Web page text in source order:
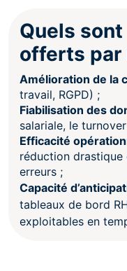
Quels
offerts par
Amélioration de la
travail, RGPD) ;
Fiabilisation des
salariale, le
Efficacité
réduction drastique
erreurs ;
Capacité
tableaux de bord
exploitables en